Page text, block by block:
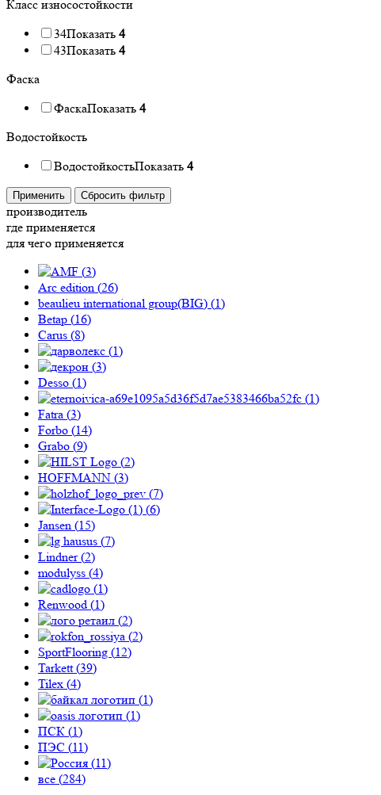
Класс износостойкости
34Показать 4
43Показать 4
Фаска
ФаскаПоказать 4
Водостойкость
ВодостойкостьПоказать 4
Применить Сбросить фильтр
производитель
где применяется
для чего применяется
(3)
Arc edition (26)
beaulieu international group(BIG) (1)
Betap (16)
Carus (8)
(1)
(3)
Desso (1)
(1)
Fatra (3)
Forbo (14)
Grabo (9)
(2)
HOFFMANN (3)
(7)
(6)
Jansen (15)
(7)
Lindner (2)
modulyss (4)
(1)
Renwood (1)
(2)
(2)
SportFlooring (12)
Tarkett (39)
Tilex (4)
(1)
(1)
ПСК (1)
ПЭС (11)
(11)
все (284)